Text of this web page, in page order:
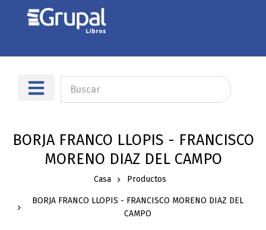
BORJA FRANCO LLOPIS - FRANCISCO
MORENO DIAZ DEL CAMPO
Casa Productos
BORJA FRANCO LLOPIS - FRANCISCO MORENO DIAZ DEL
CAMPO